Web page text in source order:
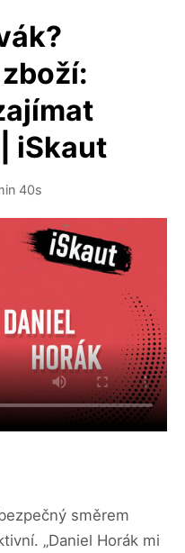
iSkaut
40s
směrem
„Daniel Horák mi